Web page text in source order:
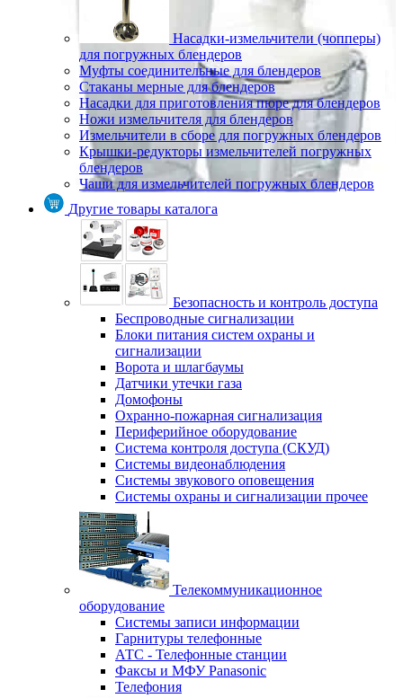
Насадки-измельчители (чопперы)
для погружных блендеров
Муфты соединительные для блендеров
Стаканы мерные для блендеров
Насадки для приготовления пюре для блендеров
Ножи измельчителя для блендеров
Измельчители в сборе для погружных блендеров
Крышки-редукторы измельчителей погружных
блендеров
Чаши для измельчителей погружных блендеров
Другие товары каталога
Безопасность и контроль доступа
Беспроводные сигнализации
Блоки питания систем охраны и
сигнализации
Ворота и шлагбаумы
Датчики утечки газа
Домофоны
Охранно-пожарная сигнализация
Периферийное оборудование
Система контроля доступа (СКУД)
Системы видеонаблюдения
Системы звукового оповещения
Системы охраны и сигнализации прочее
Телекоммуникационное
оборудование
Системы записи информации
Гарнитуры телефонные
АТС - Телефонные станции
Факсы и МФУ Panasonic
Телефония